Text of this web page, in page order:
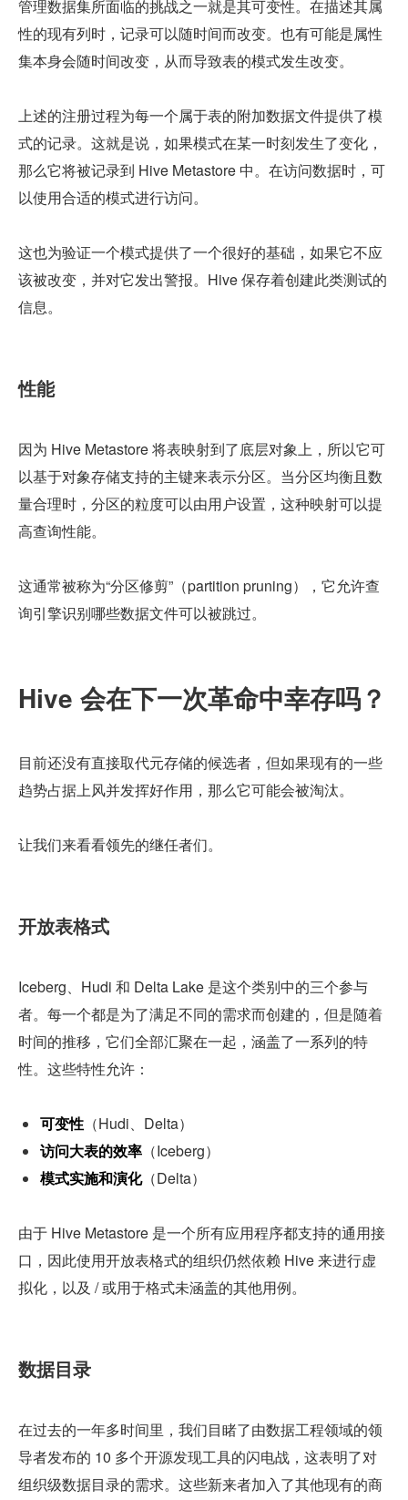
管理数据集所面临的挑战之一就是其可变性。在描述其属
性的现有列时，记录可以随时间而改变。也有可能是属性
集本身会随时间改变，从而导致表的模式发生改变。
上述的注册过程为每一个属于表的附加数据文件提供了模
式的记录。这就是说，如果模式在某一时刻发生了变化，
那么它将被记录到 Hive Metastore 中。在访问数据时，可
以使用合适的模式进行访问。
这也为验证一个模式提供了一个很好的基础，如果它不应
该被改变，并对它发出警报。Hive 保存着创建此类测试的
信息。
性能
因为 Hive Metastore 将表映射到了底层对象上，所以它可
以基于对象存储支持的主键来表示分区。当分区均衡且数
量合理时，分区的粒度可以由用户设置，这种映射可以提
高查询性能。
这通常被称为“分区修剪”（partition pruning），它允许查
询引擎识别哪些数据文件可以被跳过。
Hive 会在下一次革命中幸存吗？
目前还没有直接取代元存储的候选者，但如果现有的一些
趋势占据上风并发挥好作用，那么它可能会被淘汰。
让我们来看看领先的继任者们。
开放表格式
Iceberg、Hudi 和 Delta Lake 是这个类别中的三个参与
者。每一个都是为了满足不同的需求而创建的，但是随着
时间的推移，它们全部汇聚在一起，涵盖了一系列的特
性。这些特性允许：
可变性 （Hudi、Delta）
访问大表的效率 （Iceberg）
模式实施和演化（Delta）
由于 Hive Metastore 是一个所有应用程序都支持的通用接
口，因此使用开放表格式的组织仍然依赖 Hive 来进行虚
拟化，以及 / 或用于格式未涵盖的其他用例。
数据目录
在过去的一年多时间里，我们目睹了由数据工程领域的领
导者发布的 10 多个开源发现工具的闪电战，这表明了对
组织级数据目录的需求。这些新来者加入了其他现有的商